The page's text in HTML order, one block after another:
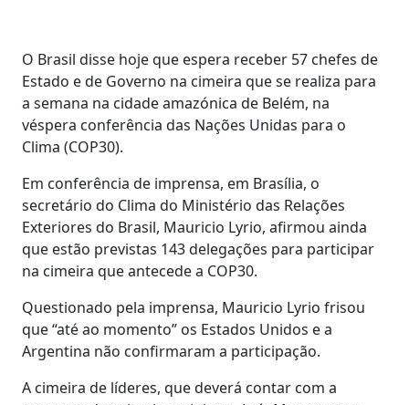
O Brasil disse hoje que espera receber 57 chefes de
Estado e de Governo na cimeira que se realiza para
a semana na cidade amazónica de Belém, na
véspera conferência das Nações Unidas para o
Clima (COP30).
Em conferência de imprensa, em Brasília, o
secretário do Clima do Ministério das Relações
Exteriores do Brasil, Mauricio Lyrio, afirmou ainda
que estão previstas 143 delegações para participar
na cimeira que antecede a COP30.
Questionado pela imprensa, Mauricio Lyrio frisou
que “até ao momento” os Estados Unidos e a
Argentina não confirmaram a participação.
A cimeira de líderes, que deverá contar com a